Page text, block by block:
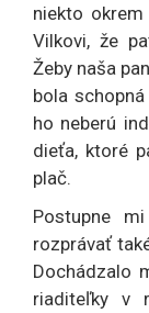
niekto
Vilkovi, že
Žeby naša
bola
ho neberú
dieťa, ktoré
plač.
Postupne
rozprávať
Dochádzalo
riaditeľky v